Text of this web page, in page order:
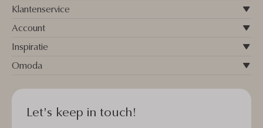
Klantenservice
Account
Inspiratie
Omoda
Let's keep in touch!